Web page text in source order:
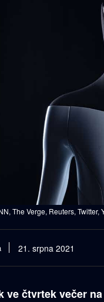
The Verge, Reuters, Twitter,
21. srpna 2021
ve čtvrtek večer